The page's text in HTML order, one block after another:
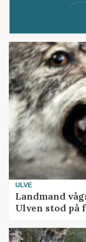
ULVE
Landmand
Ulven stod på